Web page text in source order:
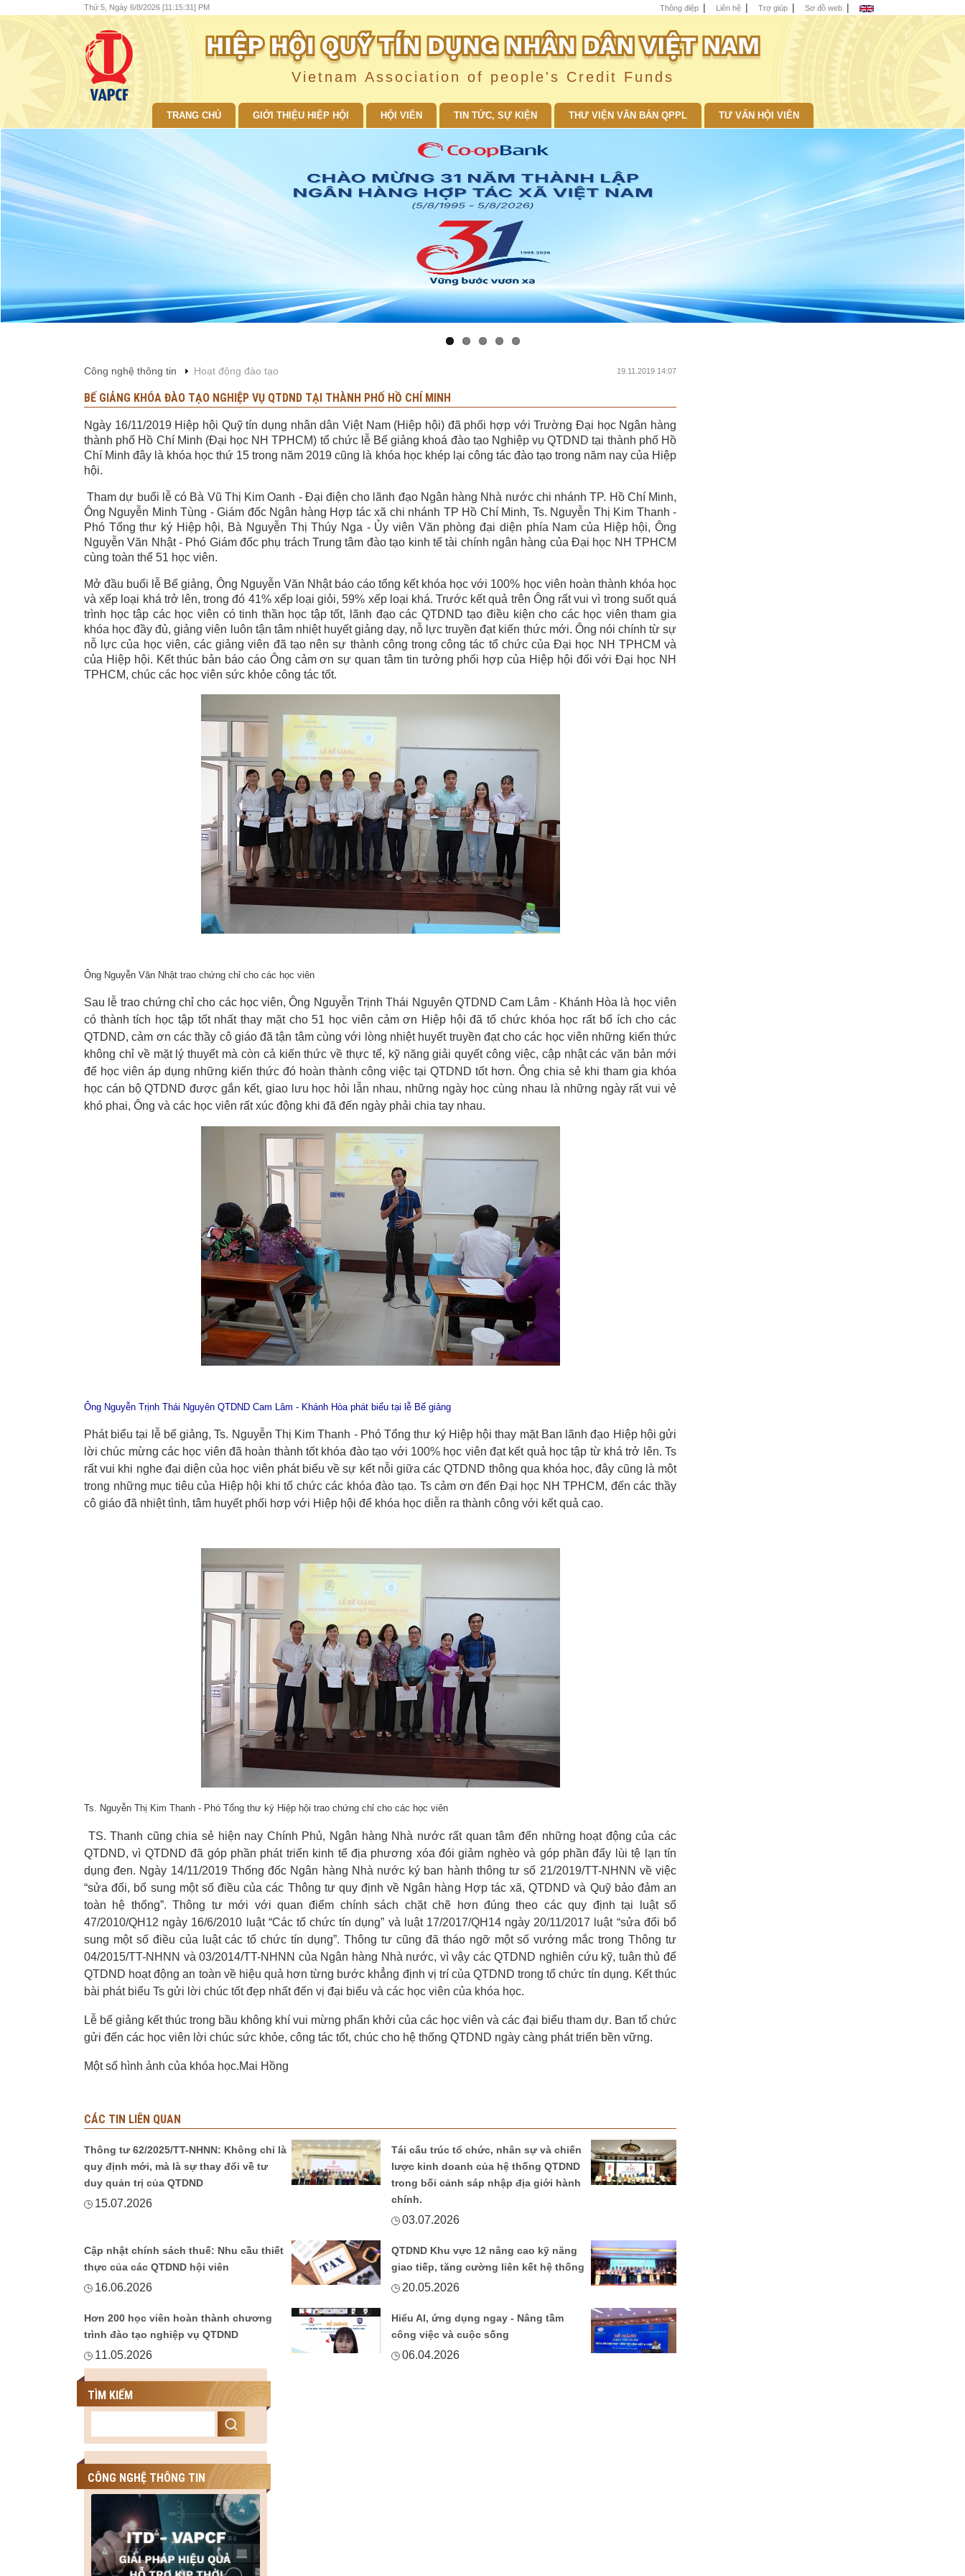
Thứ 5, Ngày 6/8/2026 [11:15:32] PM Thông điệp Liên hệ Trợ giúp Sơ đồ web
Vietnam Association of people's Credit Funds
TRANG CHỦ GIỚI THIỆU HIỆP HỘI HỘI VIÊN TIN TỨC, SỰ KIỆN THƯ VIỆN VĂN BẢN QPPL TƯ VẤN HỘI VIÊN
Công nghệ thông tin Hoạt động đào tạo 19.11.2019 14:07
BẾ GIẢNG KHÓA ĐÀO TẠO NGHIỆP VỤ QTDND TẠI THÀNH PHỐ HỒ CHÍ MINH
Ngày 16/11/2019 Hiệp hội Quỹ tín dụng nhân dân Việt Nam (Hiệp hội) đã phối hợp với Trường Đại học Ngân hàng
thành phố Hồ Chí Minh (Đại học NH TPHCM) tổ chức lễ Bế giảng khoá đào tạo Nghiệp vụ QTDND tại thành phố Hồ
Chí Minh đây là khóa học thứ 15 trong năm 2019 cũng là khóa học khép lại công tác đào tạo trong năm nay của Hiệp
hội.
Tham dự buổi lễ có Bà Vũ Thị Kim Oanh - Đại điện cho lãnh đạo Ngân hàng Nhà nước chi nhánh TP. Hồ Chí Minh,
Ông Nguyễn Minh Tùng - Giám đốc Ngân hàng Hợp tác xã chi nhánh TP Hồ Chí Minh, Ts. Nguyễn Thị Kim Thanh -
Phó Tổng thư ký Hiệp hội, Bà Nguyễn Thị Thúy Nga - Ủy viên Văn phòng đại diện phía Nam của Hiệp hội, Ông
Nguyễn Văn Nhật - Phó Giám đốc phụ trách Trung tâm đào tạo kinh tế tài chính ngân hàng của Đại học NH TPHCM
cùng toàn thể 51 học viên.
Mở đầu buổi lễ Bế giảng, Ông Nguyễn Văn Nhật báo cáo tổng kết khóa học với 100% học viên hoàn thành khóa học
và xếp loại khá trở lên, trong đó 41% xếp loại giỏi, 59% xếp loại khá. Trước kết quả trên Ông rất vui vì trong suốt quá
trình học tập các học viên có tinh thần học tập tốt, lãnh đạo các QTDND tạo điều kiện cho các học viên tham gia
khóa học đầy đủ, giảng viên luôn tận tâm nhiệt huyết giảng dạy, nỗ lực truyền đạt kiến thức mới. Ông nói chính từ sự
nỗ lực của học viên, các giảng viên đã tạo nên sự thành công trong công tác tổ chức của Đại học NH TPHCM và
của Hiệp hội. Kết thúc bản báo cáo Ông cảm ơn sự quan tâm tin tưởng phối hợp của Hiệp hội đối với Đại học NH
TPHCM, chúc các học viên sức khỏe công tác tốt.
Ông Nguyễn Văn Nhật trao chứng chỉ cho các học viên
Sau lễ trao chứng chỉ cho các học viên, Ông Nguyễn Trịnh Thái Nguyên QTDND Cam Lâm - Khánh Hòa là học viên
có thành tích học tập tốt nhất thay mặt cho 51 học viên cảm ơn Hiệp hội đã tổ chức khóa học rất bổ ích cho các
QTDND, cảm ơn các thầy cô giáo đã tận tâm cùng với lòng nhiệt huyết truyền đạt cho các học viên những kiến thức
không chỉ về mặt lý thuyết mà còn cả kiến thức về thực tế, kỹ năng giải quyết công việc, cập nhật các văn bản mới
để học viên áp dụng những kiến thức đó hoàn thành công việc tại QTDND tốt hơn. Ông chia sẻ khi tham gia khóa
học cán bộ QTDND được gắn kết, giao lưu học hỏi lẫn nhau, những ngày học cùng nhau là những ngày rất vui vẻ
khó phai, Ông và các học viên rất xúc động khi đã đến ngày phải chia tay nhau.
Ông Nguyễn Trịnh Thái Nguyên QTDND Cam Lâm - Khánh Hòa phát biểu tại lễ Bế giảng
Phát biểu tại lễ bế giảng, Ts. Nguyễn Thị Kim Thanh - Phó Tổng thư ký Hiệp hội thay mặt Ban lãnh đạo Hiệp hội gửi
lời chúc mừng các học viên đã hoàn thành tốt khóa đào tạo với 100% học viên đạt kết quả học tập từ khá trở lên. Ts
rất vui khi nghe đại diện của học viên phát biểu về sự kết nỗi giữa các QTDND thông qua khóa học, đây cũng là một
trong những mục tiêu của Hiệp hội khi tổ chức các khóa đào tạo. Ts cảm ơn đến Đại học NH TPHCM, đến các thầy
cô giáo đã nhiệt tình, tâm huyết phối hơp với Hiệp hội để khóa học diễn ra thành công với kết quả cao.
Ts. Nguyễn Thị Kim Thanh - Phó Tổng thư ký Hiệp hội trao chứng chỉ cho các học viên
TS. Thanh cũng chia sẻ hiện nay Chính Phủ, Ngân hàng Nhà nước rất quan tâm đến những hoạt động của các
QTDND, vì QTDND đã góp phần phát triển kinh tế địa phương xóa đói giảm nghèo và góp phần đẩy lùi tệ lạn tín
dụng đen. Ngày 14/11/2019 Thống đốc Ngân hàng Nhà nước ký ban hành thông tư số 21/2019/TT-NHNN về việc
“sửa đổi, bổ sung một số điều của các Thông tư quy định về Ngân hàng Hợp tác xã, QTDND và Quỹ bảo đảm an
toàn hệ thống”. Thông tư mới với quan điểm chính sách chặt chẽ hơn đúng theo các quy định tại luật số
47/2010/QH12 ngày 16/6/2010 luật “Các tổ chức tín dụng” và luật 17/2017/QH14 ngày 20/11/2017 luật “sửa đổi bổ
sung một số điều của luật các tổ chức tín dụng”. Thông tư cũng đã tháo ngỡ một số vướng mắc trong Thông tư
04/2015/TT-NHNN và 03/2014/TT-NHNN của Ngân hàng Nhà nước, vì vậy các QTDND nghiên cứu kỹ, tuân thủ để
QTDND hoạt động an toàn về hiệu quả hơn từng bước khẳng định vị trí của QTDND trong tổ chức tín dụng. Kết thúc
bài phát biểu Ts gửi lời chúc tốt đẹp nhất đến vị đại biểu và các học viên của khóa học.
Lễ bế giảng kết thúc trong bầu không khí vui mừng phấn khởi của các học viên và các đại biểu tham dự. Ban tổ chức
gửi đến các học viên lời chúc sức khỏe, công tác tốt, chúc cho hệ thống QTDND ngày càng phát triển bền vững.
Một số hình ảnh của khóa học.Mai Hồng
CÁC TIN LIÊN QUAN
Thông tư 62/2025/TT-NHNN: Không chỉ là
quy định mới, mà là sự thay đổi về tư
duy quản trị của QTDND
15.07.2026
Tái cấu trúc tổ chức, nhân sự và chiến
lược kinh doanh của hệ thống QTDND
trong bối cảnh sáp nhập địa giới hành
chính.
03.07.2026
Cập nhật chính sách thuế: Nhu cầu thiết
thực của các QTDND hội viên
16.06.2026
QTDND Khu vực 12 nâng cao kỹ năng
giao tiếp, tăng cường liên kết hệ thống
20.05.2026
Hơn 200 học viên hoàn thành chương
trình đào tạo nghiệp vụ QTDND
11.05.2026
Hiểu AI, ứng dụng ngay - Nâng tầm
công việc và cuộc sống
06.04.2026
TÌM KIẾM
CÔNG NGHỆ THÔNG TIN